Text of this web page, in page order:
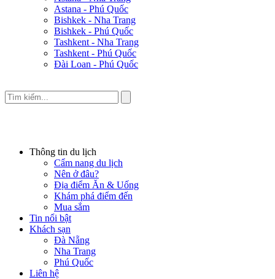
Astana - Phú Quốc
Bishkek - Nha Trang
Bishkek - Phú Quốc
Tashkent - Nha Trang
Tashkent - Phú Quốc
Đài Loan - Phú Quốc
Thông tin du lịch
Cẩm nang du lịch
Nên ở đâu?
Địa điểm Ăn & Uống
Khám phá điểm đến
Mua sắm
Tin nổi bật
Khách sạn
Đà Nẵng
Nha Trang
Phú Quốc
Liên hệ